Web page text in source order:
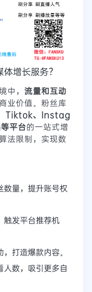
增长服务？
中， 流量和互动
业价值。粉丝库
Tiktok、Instag
平台的一站式增
法限制，实现数
数量，提升账号权
触发平台推荐机
打造爆款内容。
人数，吸引更多自